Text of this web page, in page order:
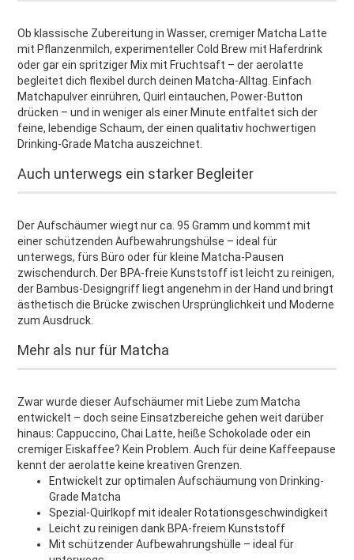
Ob klassische Zubereitung in Wasser, cremiger Matcha Latte
mit Pflanzenmilch, experimenteller Cold Brew mit Haferdrink
oder gar ein spritziger Mix mit Fruchtsaft – der aerolatte
begleitet dich flexibel durch deinen Matcha-Alltag. Einfach
Matchapulver einrühren, Quirl eintauchen, Power-Button
drücken – und in weniger als einer Minute entfaltet sich der
feine, lebendige Schaum, der einen qualitativ hochwertigen
Drinking-Grade Matcha auszeichnet.
Auch unterwegs ein starker Begleiter
Der Aufschäumer wiegt nur ca. 95 Gramm und kommt mit
einer schützenden Aufbewahrungshülse – ideal für
unterwegs, fürs Büro oder für kleine Matcha-Pausen
zwischendurch. Der BPA-freie Kunststoff ist leicht zu reinigen,
der Bambus-Designgriff liegt angenehm in der Hand und bringt
ästhetisch die Brücke zwischen Ursprünglichkeit und Moderne
zum Ausdruck.
Mehr als nur für Matcha
Zwar wurde dieser Aufschäumer mit Liebe zum Matcha
entwickelt – doch seine Einsatzbereiche gehen weit darüber
hinaus: Cappuccino, Chai Latte, heiße Schokolade oder ein
cremiger Eiskaffee? Kein Problem. Auch für deine Kaffeepause
kennt der aerolatte keine kreativen Grenzen.
Entwickelt zur optimalen Aufschäumung von Drinking-
Grade Matcha
Spezial-Quirlkopf mit idealer Rotationsgeschwindigkeit
Leicht zu reinigen dank BPA-freiem Kunststoff
Mit schützender Aufbewahrungshülle – ideal für